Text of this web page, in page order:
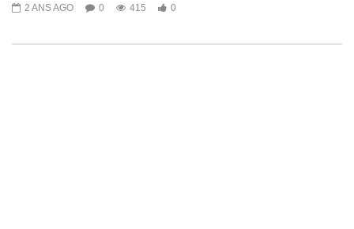
2 ANS AGO 0 415 0